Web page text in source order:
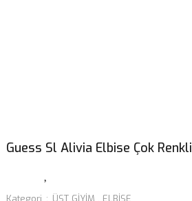
Guess Sl Alivia Elbise Çok Renkli
Kategori ÜST GİYİM , ELBİSE